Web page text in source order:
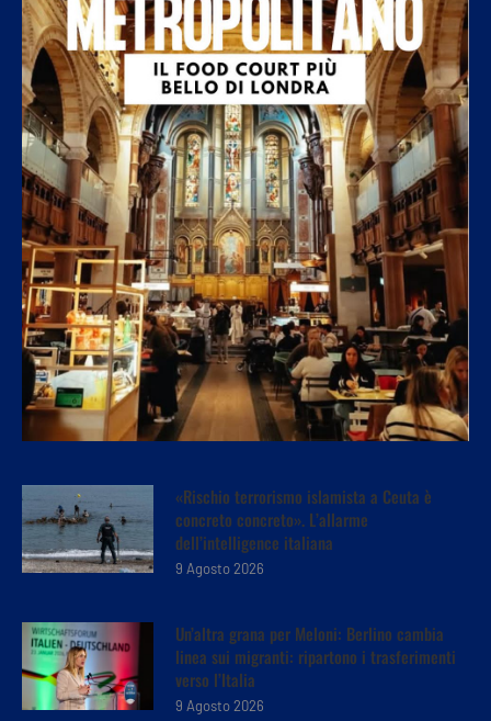
«Rischio terrorismo islamista a Ceuta è
concreto concreto». L’allarme
dell’intelligence italiana
9 Agosto 2026
Un’altra grana per Meloni: Berlino cambia
linea sui migranti: ripartono i trasferimenti
verso l’Italia
9 Agosto 2026